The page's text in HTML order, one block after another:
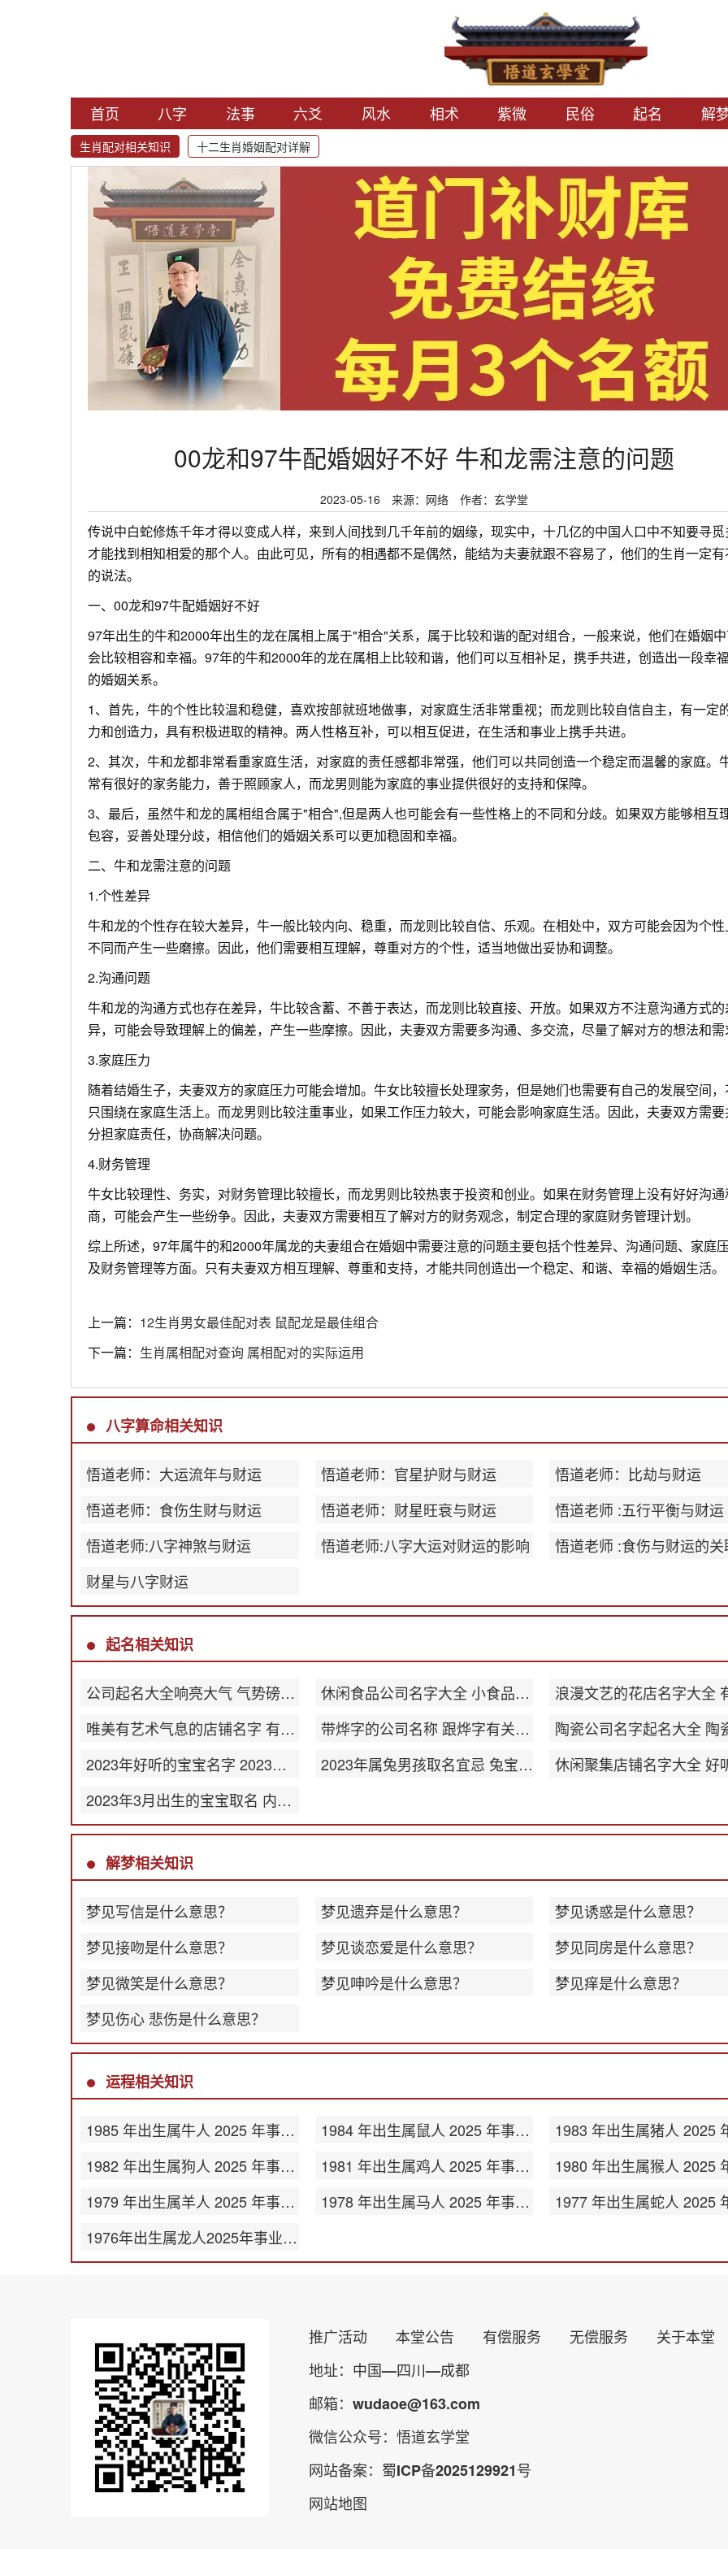
首页 八字 法事 六爻 风水 相术 紫微 民俗 起名 解
生肖配对相关知识 十二生肖婚姻配对详解
00龙和97牛配婚姻好不好 牛和龙需注意的问题
2023-05-16 来源：网络 作者：玄学堂
传说中白蛇修炼千年才得以变成人样，来到人间找到几千年前的姻缘，现实中，十几亿的中国人口中不知要寻觅
才能找到相知相爱的那个人。由此可见，所有的相遇都不是偶然，能结为夫妻就跟不容易了，他们的生肖一定
的说法。
一、00龙和97牛配婚姻好不好
97年出生的牛和2000年出生的龙在属相上属于"相合"关系，属于比较和谐的配对组合，一般来说，他们在婚姻
会比较相容和幸福。97年的牛和2000年的龙在属相上比较和谐，他们可以互相补足，携手共进，创造出一段幸
的婚姻关系。
1、首先，牛的个性比较温和稳健，喜欢按部就班地做事，对家庭生活非常重视；而龙则比较自信自主，有一定
力和创造力，具有积极进取的精神。两人性格互补，可以相互促进，在生活和事业上携手共进。
2、其次，牛和龙都非常看重家庭生活，对家庭的责任感都非常强，他们可以共同创造一个稳定而温馨的家庭。
常有很好的家务能力，善于照顾家人，而龙男则能为家庭的事业提供很好的支持和保障。
3、最后，虽然牛和龙的属相组合属于"相合",但是两人也可能会有一些性格上的不同和分歧。如果双方能够相互
包容，妥善处理分歧，相信他们的婚姻关系可以更加稳固和幸福。
二、牛和龙需注意的问题
1.个性差异
牛和龙的个性存在较大差异，牛一般比较内向、稳重，而龙则比较自信、乐观。在相处中，双方可能会因为个性
不同而产生一些磨擦。因此，他们需要相互理解，尊重对方的个性，适当地做出妥协和调整。
2.沟通问题
牛和龙的沟通方式也存在差异，牛比较含蓄、不善于表达，而龙则比较直接、开放。如果双方不注意沟通方式的
异，可能会导致理解上的偏差，产生一些摩擦。因此，夫妻双方需要多沟通、多交流，尽量了解对方的想法和需
3.家庭压力
随着结婚生子，夫妻双方的家庭压力可能会增加。牛女比较擅长处理家务，但是她们也需要有自己的发展空间
只围绕在家庭生活上。而龙男则比较注重事业，如果工作压力较大，可能会影响家庭生活。因此，夫妻双方需要
分担家庭责任，协商解决问题。
4.财务管理
牛女比较理性、务实，对财务管理比较擅长，而龙男则比较热衷于投资和创业。如果在财务管理上没有好好沟
商，可能会产生一些纷争。因此，夫妻双方需要相互了解对方的财务观念，制定合理的家庭财务管理计划。
综上所述，97年属牛的和2000年属龙的夫妻组合在婚姻中需要注意的问题主要包括个性差异、沟通问题、家庭
及财务管理等方面。只有夫妻双方相互理解、尊重和支持，才能共同创造出一个稳定、和谐、幸福的婚姻生活。
上一篇： 12生肖男女最佳配对表 鼠配龙是最佳组合
下一篇： 生肖属相配对查询 属相配对的实际运用
八字算命相关知识
悟道老师：大运流年与财运 悟道老师：官星护财与财运
悟道老师：比劫与财运
悟道老师：食伤生财与财运
悟道老师：财星旺衰与财运
悟道老师 :五行平衡与财运
悟道老师:八字神煞与财运
悟道老师:八字大运对财运的影响
悟道老师 :食伤与财运的关
财星与八字财运
起名相关知识
公司起名大全响亮大气 气势磅礴公司名称 休闲食品公司名字大全 小食品公司名字创意
唯美有艺术气息的店铺名字 有韵味店名
带烨字的公司名称 跟烨字有关的公司名字
2023年好听的宝宝名字 2023最新版名字大全
2023年属兔男孩取名宜忌 兔宝宝起名宜用
2023年3月出生的宝宝取名 内涵丰富的名字
解梦相关知识
梦见写信是什么意思？ 梦见遗弃是什么意思？
梦见诱惑是什么意思？
梦见接吻是什么意思？
梦见谈恋爱是什么意思？
梦见同房是什么意思？
梦见微笑是什么意思？
梦见呻吟是什么意思？
梦见痒是什么意思？
梦见伤心 悲伤是什么意思？
运程相关知识
1985 年出生属牛人 2025 年事业运势 1984 年出生属鼠人 2025 年事业运势
1982 年出生属狗人 2025 年事业运势
1981 年出生属鸡人 2025 年事业运势
1979 年出生属羊人 2025 年事业运势
1978 年出生属马人 2025 年事业运势
1976年出生属龙人2025年事业运势
推广活动 本堂公告 有偿服务 无偿服务 关于本堂
地址：中国—四川—成都
邮箱：wudaoe@163.com
微信公众号：悟道玄学堂
网站备案： 蜀ICP备2025129921号
网站地图